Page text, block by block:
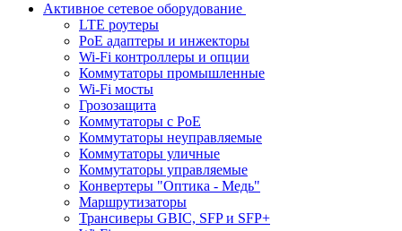
Активное сетевое оборудование
LTE роутеры
PoE адаптеры и инжекторы
Wi-Fi контроллеры и опции
Коммутаторы промышленные
Wi-Fi мосты
Грозозащита
Коммутаторы c PoE
Коммутаторы неуправляемые
Коммутаторы уличные
Коммутаторы управляемые
Конвертеры "Оптика - Медь"
Маршрутизаторы
Трансиверы GBIC, SFP и SFP+